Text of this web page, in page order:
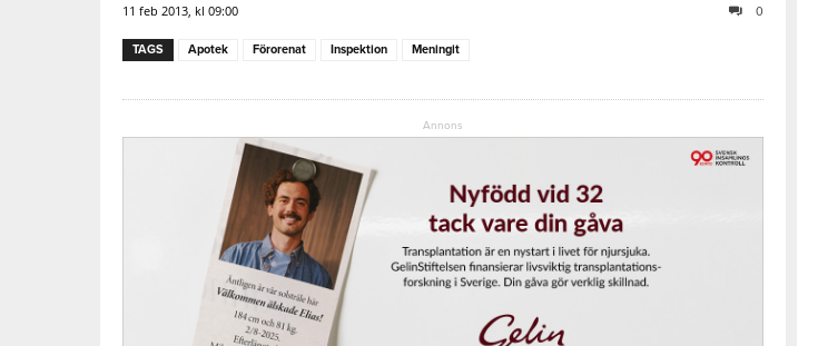
11 feb 2013, kl 09:00 0
TAGS Apotek Förorenat Inspektion Meningit
Annons